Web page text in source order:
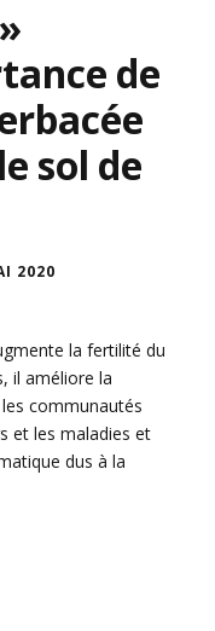
de
sol de
2020
la fertilité du
il améliore la
communautés
et les maladies et
dus à la